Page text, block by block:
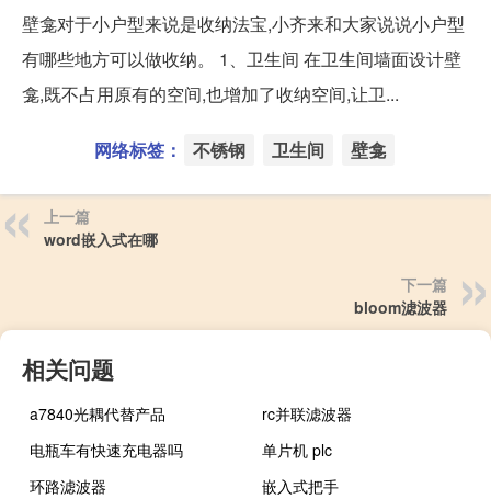
壁龛对于小户型来说是收纳法宝,小齐来和大家说说小户型
有哪些地方可以做收纳。 1、卫生间 在卫生间墙面设计壁
龛,既不占用原有的空间,也增加了收纳空间,让卫...
网络标签： 不锈钢 卫生间 壁龛
上一篇
word嵌入式在哪
下一篇
bloom滤波器
相关问题
a7840光耦代替产品
rc并联滤波器
电瓶车有快速充电器吗
单片机 plc
环路滤波器
嵌入式把手